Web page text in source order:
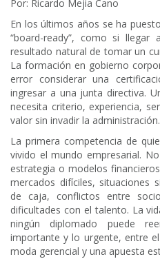
Por: Ricardo Mejia Cano
En los últimos años se ha
“board-ready”, como si
resultado natural de tomar un
La formación en gobierno
error considerar una
ingresar a una junta directiva.
necesita criterio, experiencia,
valor sin invadir la administración.
La primera competencia de
vivido el mundo empresarial.
estrategia o modelos
mercados difíciles, situaciones
de caja, conflictos entre
dificultades con el talento. La
ningún diplomado puede
importante y lo urgente, entre
moda gerencial y una apuesta